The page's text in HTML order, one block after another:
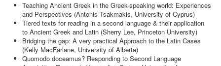
Teaching Ancient Greek in the Greek-speaking world: Experiences
and Perspectives (Antonis Tsakmakis, University of Cyprus)
Tiered texts for reading in a second language & their application
to Ancient Greek and Latin (Sherry Lee, Princeton University)
Bridging the gap: A very practical Approach to the Latin Cases
(Kelly MacFarlane, University of Alberta)
Quomodo doceamus? Responding to Second Language